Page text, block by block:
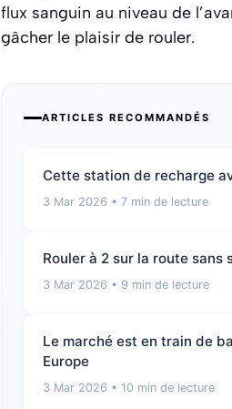
flux sanguin au niveau de
gâcher le plaisir de rouler.
ARTICLES RECOMMANDÉS
Cette station de recharge
3 Mar 2026 • 7 min de lecture
Rouler à 2 sur la route
3 Mar 2026 • 9 min de lecture
Le marché est en train de
Europe
3 Mar 2026 • 10 min de lecture